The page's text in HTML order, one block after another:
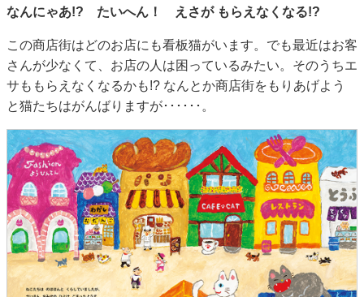
なんにゃあ!? たいへん！ えさが もらえなくなる!?
この商店街はどのお店にも看板猫がいます。でも最近はお客
さんが少なくて、お店の人は困っているみたい。そのうちエ
サももらえなくなるかも!? なんとか商店街をもりあげよう
と猫たちはがんばりますが･･････。